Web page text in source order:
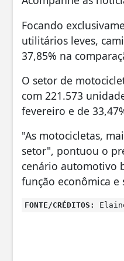
Focando
utilitários leves,
37,85% na
O setor de
com 221.573
fevereiro e de
"As motocicletas,
setor", pontuou o
cenário automotivo
função econômica e
FONTE/CRÉDITOS: